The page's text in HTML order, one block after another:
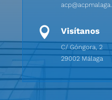
 Visítanos
C/ Góngora, 2
29002 Málaga